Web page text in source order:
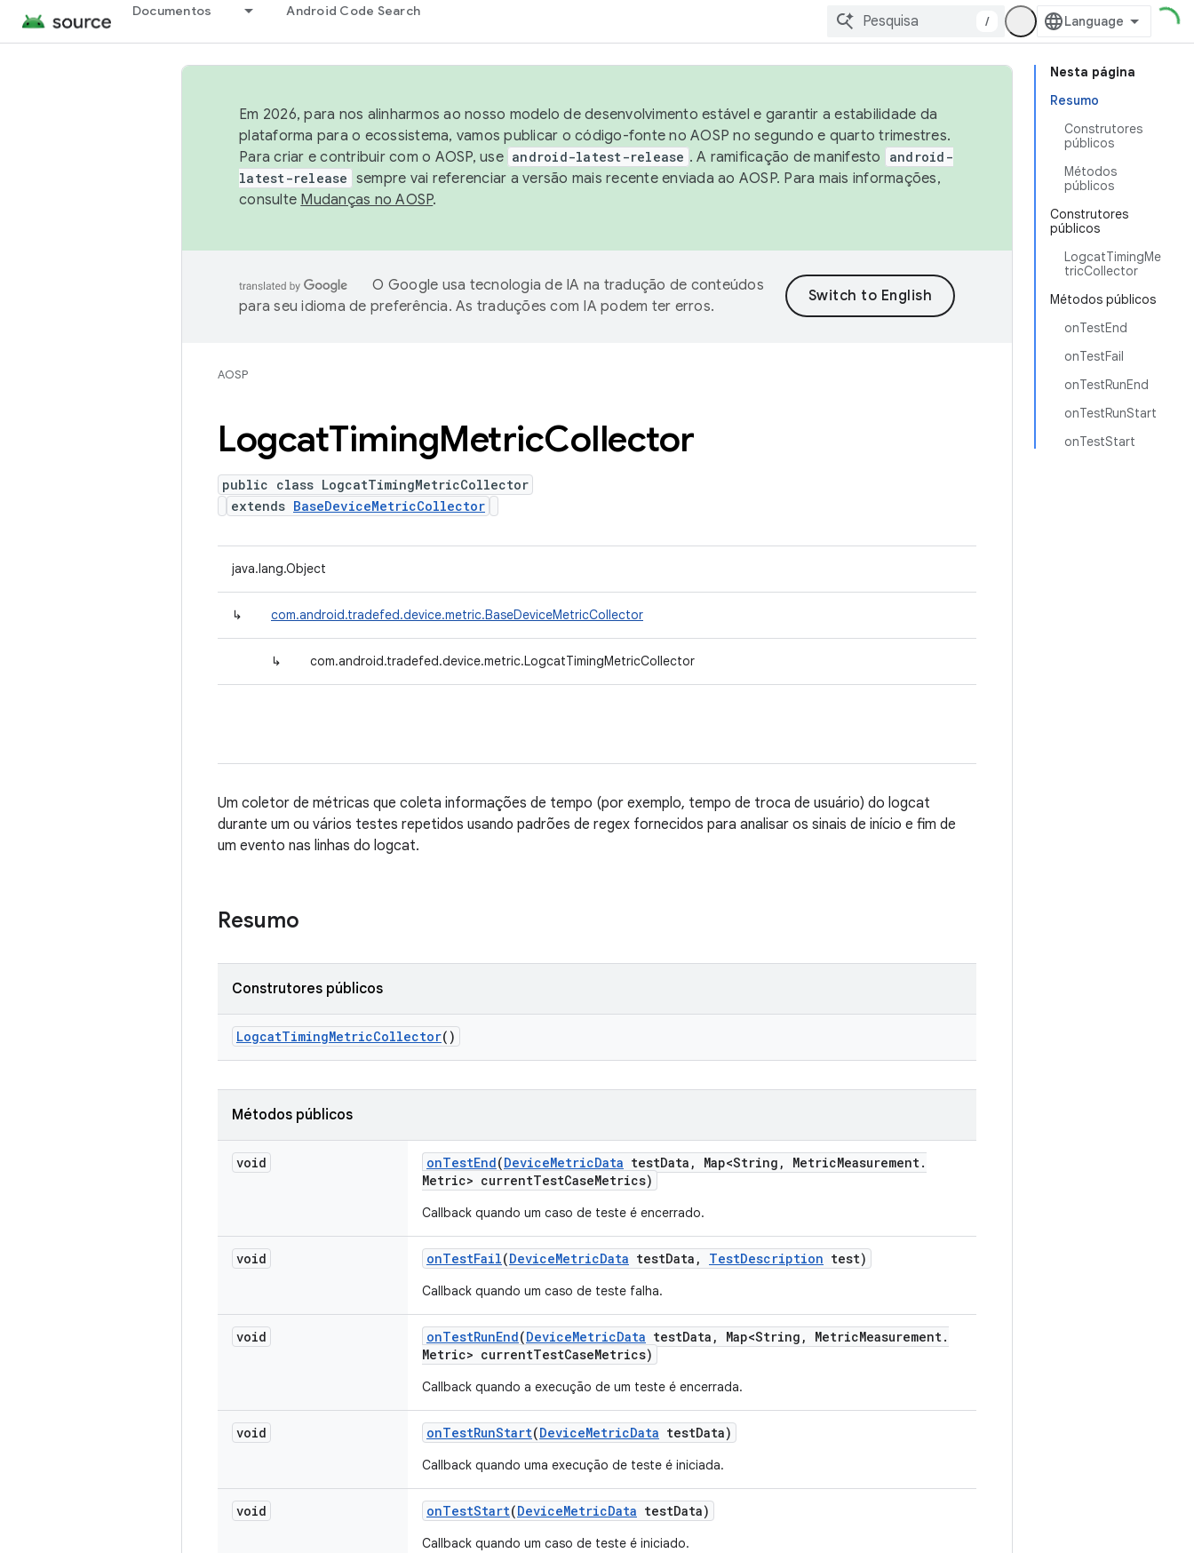
Documentos Android Code Search
/
Nesta página
Resumo
Construtores
públicos
Métodos
públicos
Construtores
públicos
LogcatTimingMe
tricCollector
Métodos públicos
onTestEnd
onTestFail
onTestRunEnd
onTestRunStart
onTestStart
Em 2026, para nos alinharmos ao nosso modelo de desenvolvimento estável e garantir a estabilidade da
plataforma para o ecossistema, vamos publicar o código-fonte no AOSP no segundo e quarto trimestres.
Para criar e contribuir com o AOSP, use android-latest-release . A ramificação de manifesto
android-
latest-release sempre vai referenciar a versão mais recente enviada ao AOSP. Para mais informações,
consulte Mudanças no AOSP.
O Google usa tecnologia de IA na tradução de conteúdos
para seu idioma de preferência. As traduções com IA podem ter erros.
AOSP
LogcatTimingMetricCollector
public class LogcatTimingMetricCollector
extends BaseDeviceMetricCollector
java.lang.Object
↳ com.android.tradefed.device.metric.BaseDeviceMetricCollector
↳ com.android.tradefed.device.metric.LogcatTimingMetricCollector
Um coletor de métricas que coleta informações de tempo (por exemplo, tempo de troca de usuário) do logcat
durante um ou vários testes repetidos usando padrões de regex fornecidos para analisar os sinais de início e fim de
um evento nas linhas do logcat.
Resumo
Construtores públicos
LogcatTimingMetricCollector()
Métodos públicos
void onTestEnd(DeviceMetricData testData , Map<String , MetricMeasurement.
Metric> currentTestCaseMetrics)
Callback quando um caso de teste é encerrado.
void onTestFail(DeviceMetricData testData , TestDescription test)
Callback quando um caso de teste falha.
void onTestRunEnd(DeviceMetricData testData , Map<String , MetricMeasurement.
Metric> currentTestCaseMetrics)
Callback quando a execução de um teste é encerrada.
void onTestRunStart(DeviceMetricData testData)
Callback quando uma execução de teste é iniciada.
void onTestStart(DeviceMetricData testData)
Callback quando um caso de teste é iniciado.